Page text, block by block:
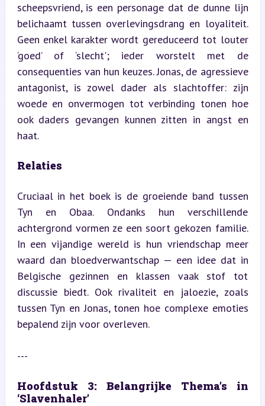
scheepsvriend, is een personage dat de dunne lijn
belichaamt tussen overlevingsdrang en loyaliteit.
Geen enkel karakter wordt gereduceerd tot louter
‘goed’ of ‘slecht'; ieder worstelt met de
consequenties van hun keuzes. Jonas, de agressieve
antagonist, is zowel dader als slachtoffer: zijn
woede en onvermogen tot verbinding tonen hoe
ook daders gevangen kunnen zitten in angst en
haat.
Relaties
Cruciaal in het boek is de groeiende band tussen
Tyn en Obaa. Ondanks hun verschillende
achtergrond vormen ze een soort gekozen familie.
In een vijandige wereld is hun vriendschap meer
waard dan bloedverwantschap — een idee dat in
Belgische gezinnen en klassen vaak stof tot
discussie biedt. Ook rivaliteit en jaloezie, zoals
tussen Tyn en Jonas, tonen hoe complexe emoties
bepalend zijn voor overleven.
---
Hoofdstuk 3: Belangrijke Thema’s in
‘Slavenhaler’